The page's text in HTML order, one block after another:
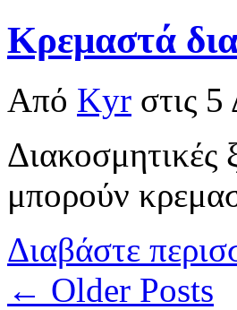
Κρεμαστά
Από Kyr στις 5
Διακοσμητικές
μπορούν
Διαβάστε
← Older Posts